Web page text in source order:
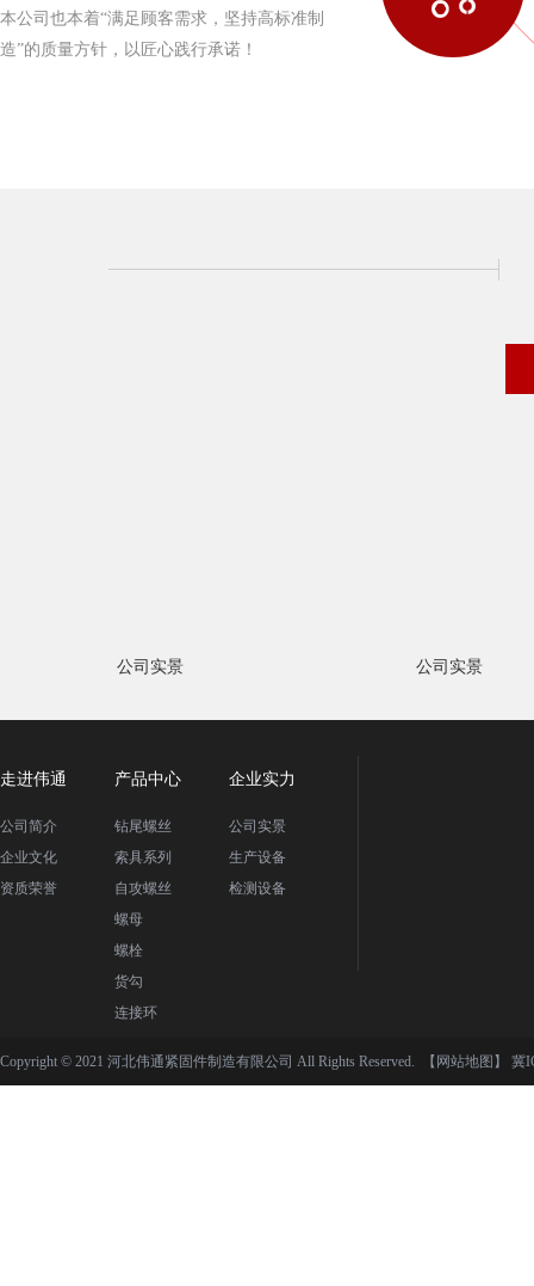
本公司也本着“满足顾客需求，坚持高标准制
造”的质量方针，以匠心践行承诺！
公司实景 公司实景
走进伟通
公司简介
企业文化
资质荣誉
产品中心
钻尾螺丝
索具系列
自攻螺丝
螺母
螺栓
货勾
连接环
企业实力
公司实景
生产设备
检测设备
Copyright © 2021 河北伟通紧固件制造有限公司 All Rights Reserved. 【网站地图】 冀